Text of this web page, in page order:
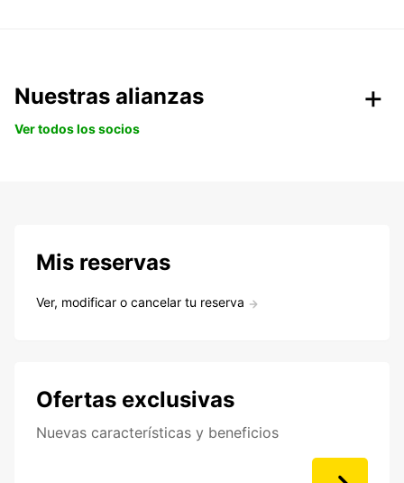
Nuestras alianzas
Ver todos los socios
Mis reservas
Ver, modificar o cancelar tu reserva
Ofertas exclusivas
Nuevas características y beneficios